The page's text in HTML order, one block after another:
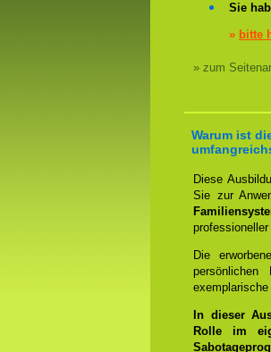
Sie
» bitte
» zum
Warum ist
Diese
Sie zur
Die
In dieser
Rolle im